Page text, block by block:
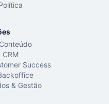
CRM
Success
& Gestão